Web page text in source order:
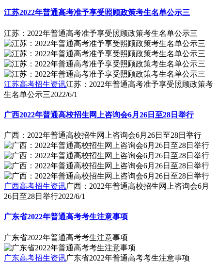
江苏2022年普通高考准予享受照顾政策考生名单公示三
江苏：2022年普通高考准予享受照顾政策考生名单公示三
江苏高考招生资讯江苏：2022年普通高考准予享受照顾政策考
生名单公示三2022/6/1
广西2022年普通高校招生网上咨询会6月26日至28日举行
广西：2022年普通高校招生网上咨询会6月26日至28日举行
广西高考招生资讯广西：2022年普通高校招生网上咨询会6月
26日至28日举行2022/6/1
广东省2022年普通高考考生注意事项
广东省2022年普通高考考生注意事项
广东高考招生资讯广东省2022年普通高考考生注意事项